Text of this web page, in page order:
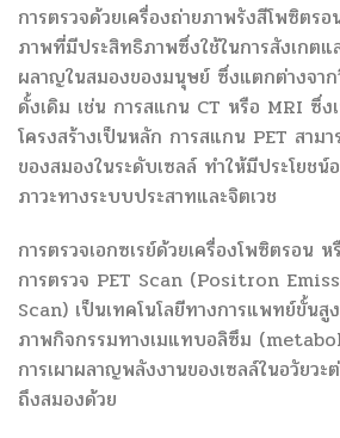
การตรวจด้วยเครื่องถ่ายภาพรังสีโพซิตร
ภาพที่มีประสิทธิภาพซึ่งใช้ในการสังเกตแ
ผลาญในสมองของมนุษย์ ซึ่งแตกต่างจา
ดั้งเดิม เช่น การสแกน CT หรือ MRI ซึ่ง
โครงสร้างเป็นหลัก การสแกน PET สามา
ของสมองในระดับเซลล์ ทำให้มีประโยชน์
ภาวะทางระบบประสาทและจิตเวช
การตรวจเอกซเรย์ด้วยเครื่องโพซิตรอน
การตรวจ PET Scan (Positron
Scan) เป็นเทคโนโลยีทางการแพทย์ขั้นสู
ภาพกิจกรรมทางเมแทบอลิซึม
การเผาผลาญพลังงานของเซลล์ในอวัยวะ
ถึงสมองด้วย